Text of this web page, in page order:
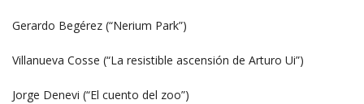
Gerardo Begérez (“Nerium Park”)
Villanueva Cosse (“La resistible ascensión de Arturo Ui”)
Jorge Denevi (“El cuento del zoo”)